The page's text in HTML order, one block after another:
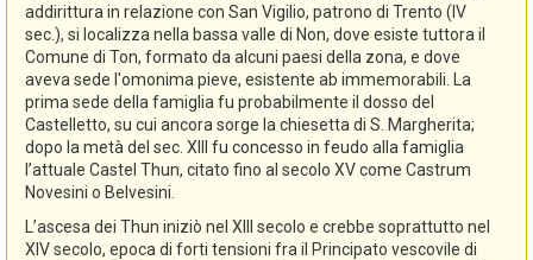
addirittura in relazione con San Vigilio, patrono di Trento (IV
sec.), si localizza nella bassa valle di Non, dove esiste tuttora il
Comune di Ton, formato da alcuni paesi della zona, e dove
aveva sede l'omonima pieve, esistente ab immemorabili. La
prima sede della famiglia fu probabilmente il dosso del
Castelletto, su cui ancora sorge la chiesetta di S. Margherita;
dopo la metà del sec. XIII fu concesso in feudo alla famiglia
l’attuale Castel Thun, citato fino al secolo XV come Castrum
Novesini o Belvesini.
L’ascesa dei Thun iniziò nel XIII secolo e crebbe soprattutto nel
XIV secolo, epoca di forti tensioni fra il Principato vescovile di